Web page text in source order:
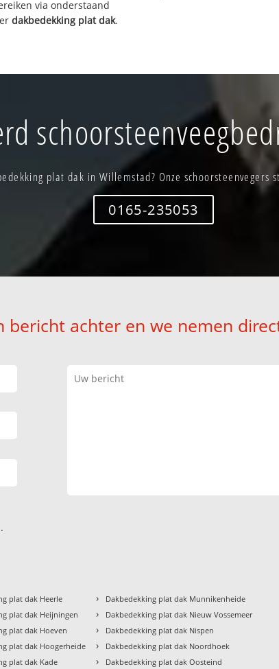
via onderstaand
dakbedekking plat dak.
plat dak in Willemstad? Onze schoorsteenvegers
0165-235053
bericht achter en we nemen
plat dak Heerle
plat dak Heijningen
plat dak Hoeven
plat dak Hoogerheide
plat dak Kade
› Dakbedekking plat dak Munnikenheide
› Dakbedekking plat dak Nieuw Vossemeer
› Dakbedekking plat dak Nispen
› Dakbedekking plat dak Noordhoek
› Dakbedekking plat dak Oosteind